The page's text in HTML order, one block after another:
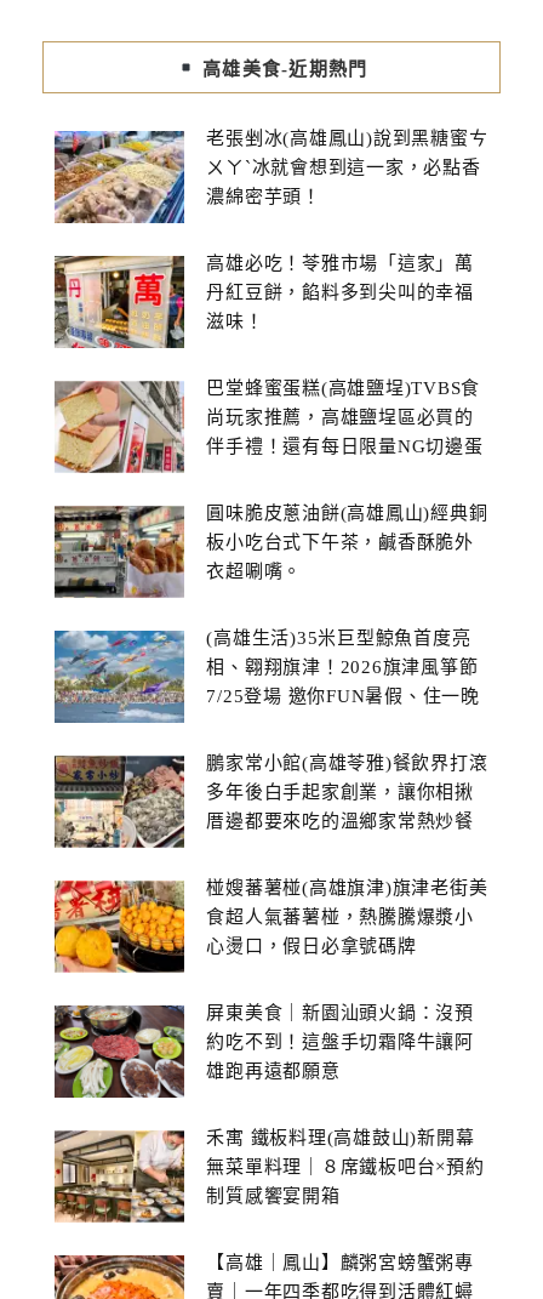
高雄美食-近期熱門
老張剉冰(高雄鳳山)說到黑糖蜜ㄘ
ㄨㄚˋ冰就會想到這一家，必點香
濃綿密芋頭！
高雄必吃！苓雅市場「這家」萬
丹紅豆餅，餡料多到尖叫的幸福
滋味！
巴堂蜂蜜蛋糕(高雄鹽埕)TVBS食
尚玩家推薦，高雄鹽埕區必買的
伴手禮！還有每日限量NG切邊蛋
圓味脆皮蔥油餅(高雄鳳山)經典銅
板小吃台式下午茶，鹹香酥脆外
衣超唰嘴。
(高雄生活)35米巨型鯨魚首度亮
相、翱翔旗津！2026旗津風箏節
7/25登場 邀你FUN暑假、住一晚
鵬家常小館(高雄苓雅)餐飲界打滾
多年後白手起家創業，讓你相揪
厝邊都要來吃的溫鄉家常熱炒餐
椪嫂蕃薯椪(高雄旗津)旗津老街美
食超人氣蕃薯椪，熱騰騰爆漿小
心燙口，假日必拿號碼牌
屏東美食｜新園汕頭火鍋：沒預
約吃不到！這盤手切霜降牛讓阿
雄跑再遠都願意
禾寓 鐵板料理(高雄鼓山)新開幕
無菜單料理｜８席鐵板吧台×預約
制質感饗宴開箱
【高雄｜鳳山】麟粥宮螃蟹粥專
賣｜一年四季都吃得到活體紅蟳